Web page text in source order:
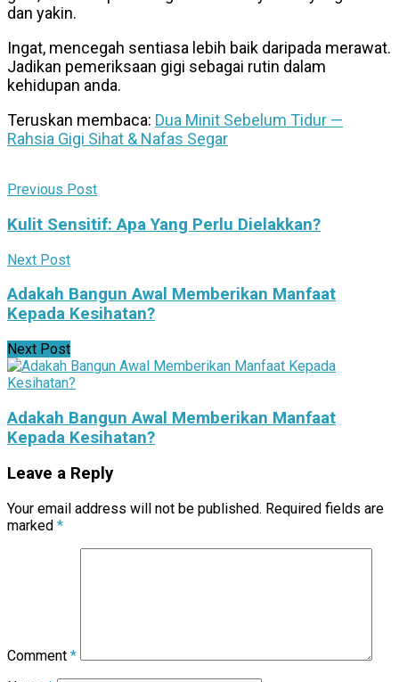
dan yakin.
Ingat, mencegah sentiasa lebih baik daripada merawat.
Jadikan pemeriksaan gigi sebagai rutin dalam
kehidupan anda.
Teruskan membaca: Dua Minit Sebelum Tidur —
Rahsia Gigi Sihat & Nafas Segar
Previous Post
Kulit Sensitif: Apa Yang Perlu Dielakkan?
Next Post
Adakah Bangun Awal Memberikan Manfaat
Kepada Kesihatan?
Next Post
Adakah Bangun Awal Memberikan Manfaat
Kepada Kesihatan?
Leave a Reply
Your email address will not be published. Required fields are
marked *
Comment *